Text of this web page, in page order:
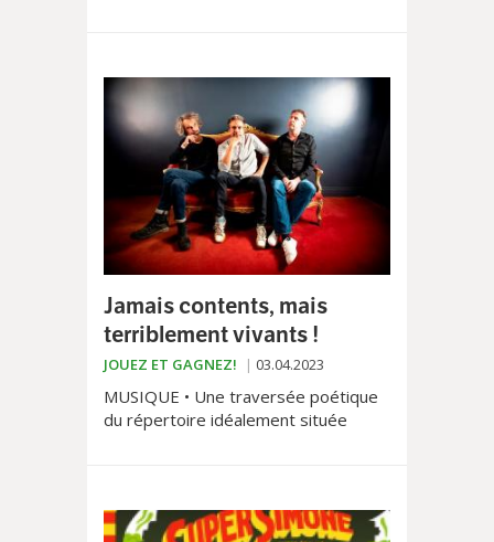
Jamais contents, mais
terriblement vivants !
JOUEZ ET GAGNEZ! 03.04.2023
MUSIQUE • Une traversée poétique
du répertoire idéalement située